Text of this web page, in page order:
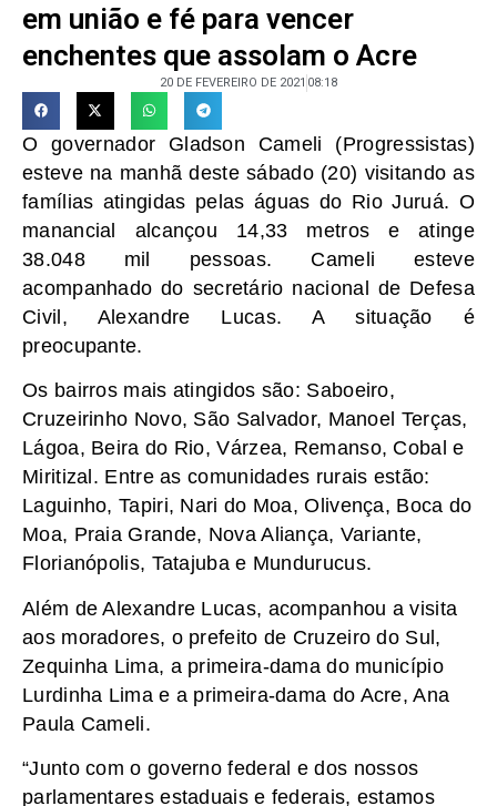
em união e fé para vencer
enchentes que assolam o Acre
20 DE FEVEREIRO DE 2021 08:18
O governador Gladson Cameli (Progressistas)
esteve na manhã deste sábado (20) visitando as
famílias atingidas pelas águas do Rio Juruá. O
manancial alcançou 14,33 metros e atinge
38.048 mil pessoas. Cameli esteve
acompanhado do secretário nacional de Defesa
Civil, Alexandre Lucas. A situação é
preocupante.
Os bairros mais atingidos são: Saboeiro,
Cruzeirinho Novo, São Salvador, Manoel Terças,
Lágoa, Beira do Rio, Várzea, Remanso, Cobal e
Miritizal. Entre as comunidades rurais estão:
Laguinho, Tapiri, Nari do Moa, Olivença, Boca do
Moa, Praia Grande, Nova Aliança, Variante,
Florianópolis, Tatajuba e Mundurucus.
Além de Alexandre Lucas, acompanhou a visita
aos moradores, o prefeito de Cruzeiro do Sul,
Zequinha Lima, a primeira-dama do município
Lurdinha Lima e a primeira-dama do Acre, Ana
Paula Cameli.
“Junto com o governo federal e dos nossos
parlamentares estaduais e federais, estamos